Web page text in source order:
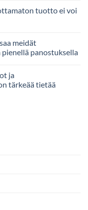
tuotto ei voi
meidät
panostuksella
ja
tärkeää tietää